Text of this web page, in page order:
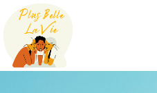
Skip
content